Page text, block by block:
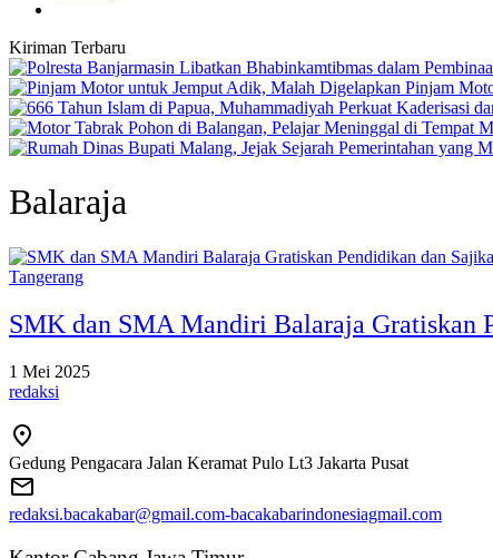
Kiriman Terbaru
Pinjam
Balaraja
Tangerang
SMK dan SMA Mandiri Balaraja Gratiskan
1 Mei 2025
redaksi
Gedung Pengacara Jalan Keramat Pulo Lt3 Jakarta Pusat
redaksi.bacakabar@gmail.com-bacakabarindonesiagmail.com